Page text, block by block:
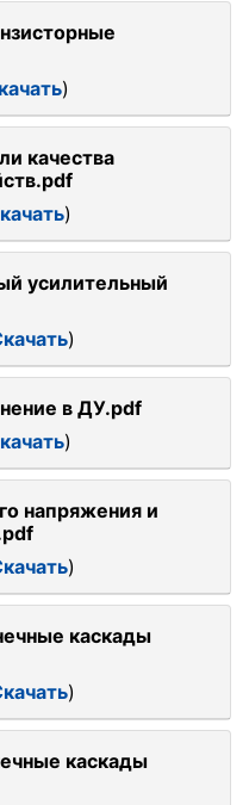
)
качества
)
усилительный
)
в ДУ.pdf
)
напряжения и
)
каскады
)
каскады